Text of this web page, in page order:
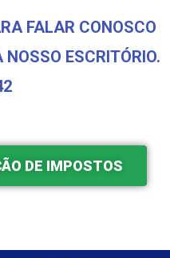
FALAR CONOSCO
ESCRITÓRIO.
DE IMPOSTOS